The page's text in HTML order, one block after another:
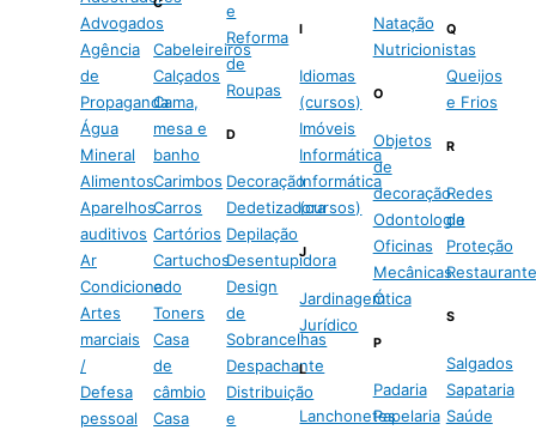
Advogados
Agência
de
Propaganda
Água
Mineral
Alimentos
Aparelhos
auditivos
Ar
Condicionado
Artes
marciais
/
Defesa
pessoal
Cabeleireiros
Calçados
Cama,
mesa e
banho
Carimbos
Carros
Cartórios
Cartuchos
e
Toners
Casa
de
câmbio
Casa
e
Reforma
de
Roupas
D
Decoração
Dedetizadora
Depilação
Desentupidora
Design
de
Sobrancelhas
Despachante
Distribuição
e
I
Idiomas
(cursos)
Imóveis
Informática
Informática
(cursos)
J
Jardinagem
Jurídico
L
Lanchonetes
Natação
Nutricionistas
O
Objetos
de
decoração
Odontologia
Oficinas
Mecânicas
Ótica
P
Padaria
Papelaria
Q
Queijos
e Frios
R
Redes
de
Proteção
S
Salgados
Sapataria
Saúde